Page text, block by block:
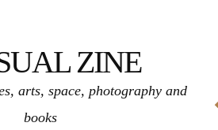
ZINE
arts, space, photography and
books